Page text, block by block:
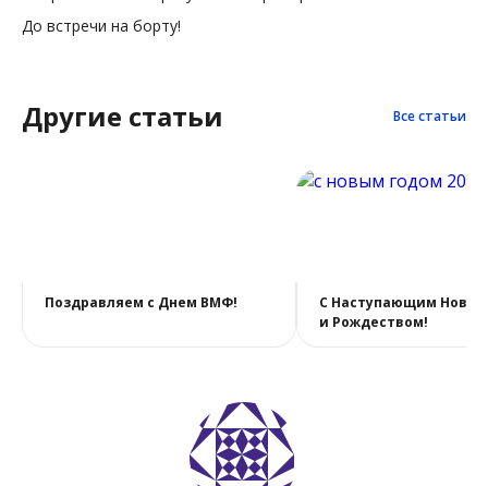
До встречи на борту!
Другие статьи Все статьи
Поздравляем с Днем ВМФ!
С Наступающим
и Рождеством!